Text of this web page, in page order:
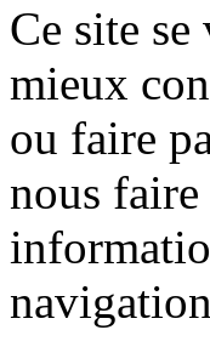
Ce site
mieux
ou faire
nous faire